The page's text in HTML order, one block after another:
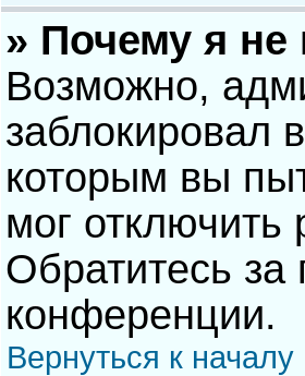
» Почему я не
Возможно,
заблокировал
которым вы
мог отключить
Обратитесь
конференции.
Вернуться к началу